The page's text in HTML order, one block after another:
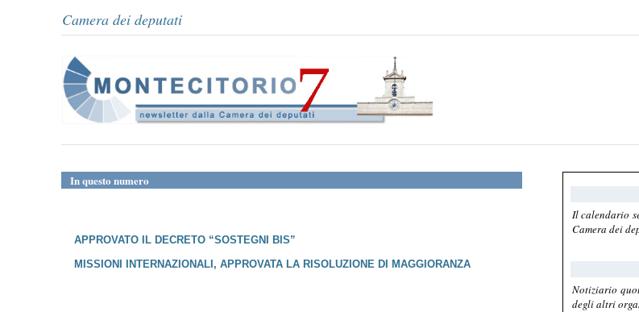
Camera dei deputati
In questo numero
Il calendario
Camera dei
Notiziario
degli altri
APPROVATO IL DECRETO “SOSTEGNI BIS”
MISSIONI INTERNAZIONALI, APPROVATA LA RISOLUZIONE DI MAGGIORANZA